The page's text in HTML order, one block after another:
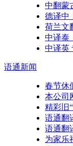
中翻蒙
德译中
荷兰文
中译泰
中译英
语通新闻
春节休
本公司
精彩旧
语通翻
语通翻
为家乐